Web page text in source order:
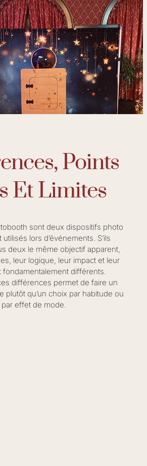
Points
Et Limites
sont deux dispositifs photo
lors d’événements. S’ils
deux le même objectif apparent,
leur logique, leur impact et leur
fondamentalement différents.
différences permet de faire un
plutôt qu’un choix par habitude ou
par effet de mode.